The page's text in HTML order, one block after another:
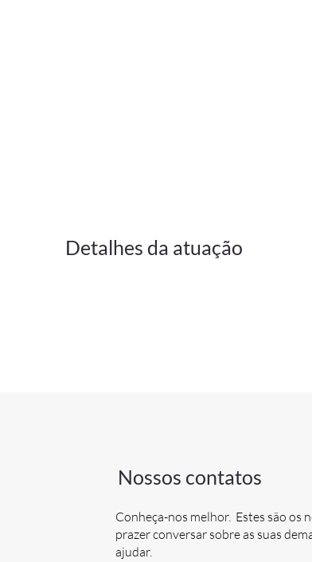
Detalhes da atuação
Nossos contatos
Conheça-nos melhor. Estes são os
prazer conversar sobre as suas
ajudar.